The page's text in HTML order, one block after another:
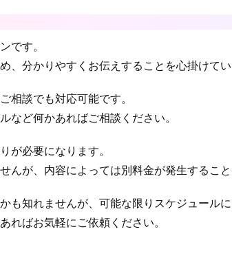
です。
、分かりやすくお伝えすることを心掛けて
相談でも対応可能です。
など何かあればご相談ください。
が必要になります。
んが、内容によっては別料金が発生するこ
も知れませんが、可能な限りスケジュール
ればお気軽にご依頼ください。